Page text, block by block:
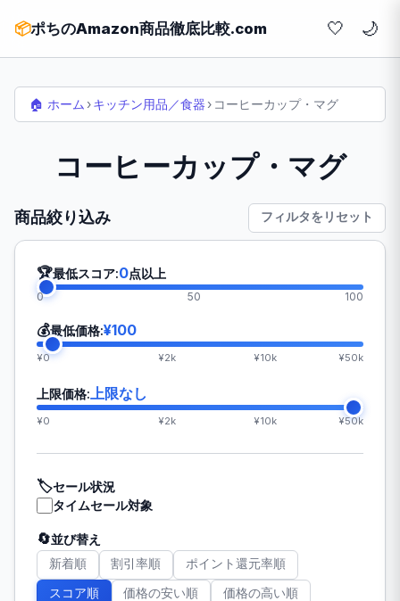
📦ポちのAmazon商品徹底比較.com 🤍
🏠 ホーム ›キッチン用品／食器 › コーヒーカップ・マグ
コーヒーカップ・マグ
商品絞り込み フィルタをリセット
🏆最低スコア:0点以上
0 50 100
💰最低価格:¥100
¥0 ¥2k ¥10k ¥50k
上限価格: 上限なし
¥0 ¥2k ¥10k ¥50k
🏷️セール状況
タイムセール対象
🔄並び替え
新着順 割引率順 ポイント還元率順
スコア順 価格の安い順 価格の高い順